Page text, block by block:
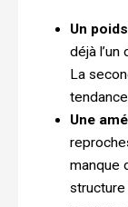
Un
déjà
La
Une
manque